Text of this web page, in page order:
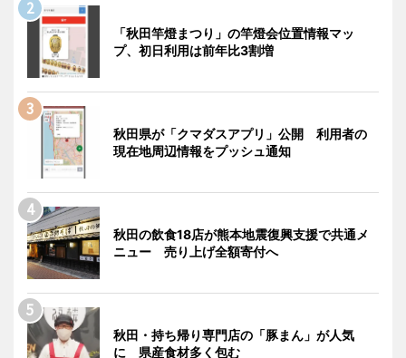
「秋田竿燈まつり」の竿燈会位置情報マッ
プ、初日利用は前年比3割増
秋田県が「クマダスアプリ」公開 利用者の
現在地周辺情報をプッシュ通知
秋田の飲食18店が熊本地震復興支援で共通メ
ニュー 売り上げ全額寄付へ
秋田・持ち帰り専門店の「豚まん」が人気
に 県産食材多く包む